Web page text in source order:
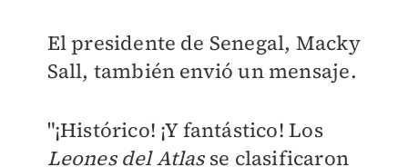
El presidente de Senegal, Macky
Sall, también envió un mensaje.
"¡Histórico! ¡Y fantástico! Los
Leones del Atlas se clasificaron